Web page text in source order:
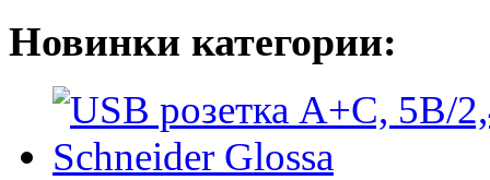
Новинки категории: